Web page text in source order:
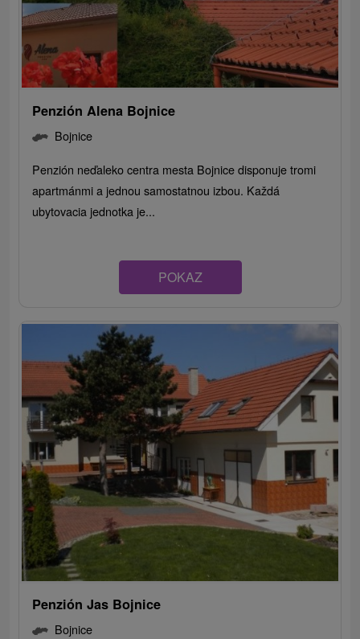
Penzión Alena Bojnice
Bojnice
Penzión neďaleko centra mesta Bojnice disponuje tromi
apartmánmi a jednou samostatnou izbou. Každá
ubytovacia jednotka je...
POKAZ
Penzión Jas Bojnice
Bojnice